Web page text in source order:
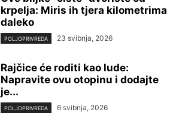
krpelja: Miris ih tjera kilometrima
daleko
POLJOPRIVREDA 23 svibnja, 2026
Rajčice će roditi kao lude:
Napravite ovu otopinu i dodajte
je...
POLJOPRIVREDA 6 svibnja, 2026